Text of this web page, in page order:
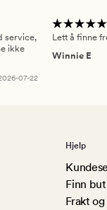
service,
ikke
07-22
Lett å finne
Winnie E
Hjelp
Finn
Frakt